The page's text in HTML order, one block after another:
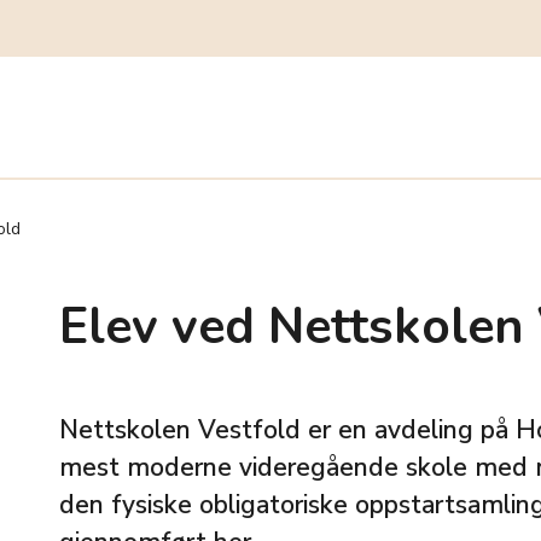
Elev ved
Nettskolen Vestfold er en avdeling på
mest moderne videregående skole
den fysiske obligatoriske